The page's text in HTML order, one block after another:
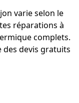
varie selon le
réparations à
complets.
des devis gratuits